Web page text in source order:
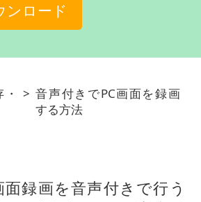
ンロード
> 音声付きでPC画面を録画
する方法
録画を音声付きで行う